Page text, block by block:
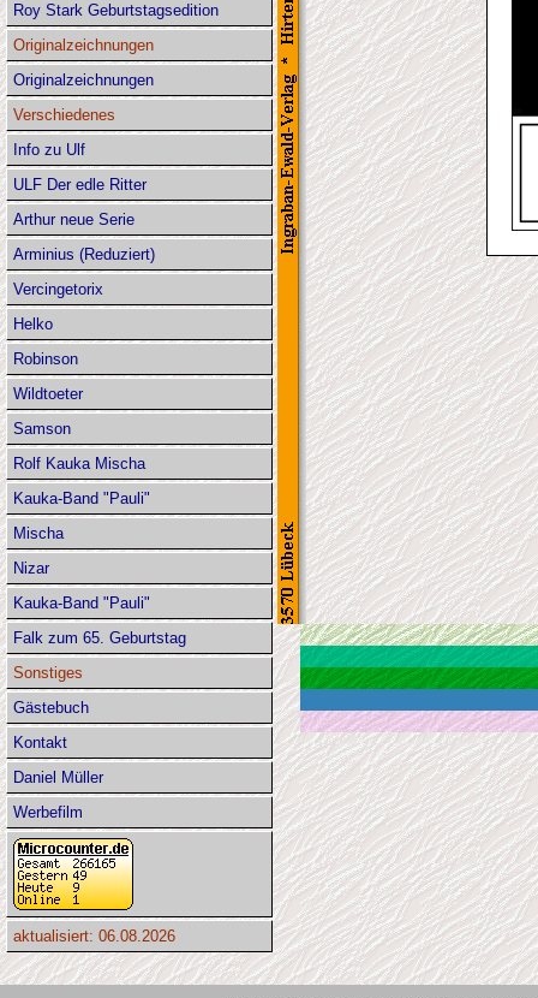
Roy Stark Geburtstagsedition
Originalzeichnungen
Originalzeichnungen
Verschiedenes
Info zu Ulf
ULF Der edle Ritter
Arthur neue Serie
Arminius (Reduziert)
Vercingetorix
Helko
Robinson
Wildtoeter
Samson
Rolf Kauka Mischa
Kauka-Band "Pauli"
Mischa
Nizar
Kauka-Band "Pauli"
Falk zum 65. Geburtstag
Sonstiges
Gästebuch
Kontakt
Daniel Müller
Werbefilm
aktualisiert: 06.08.2026